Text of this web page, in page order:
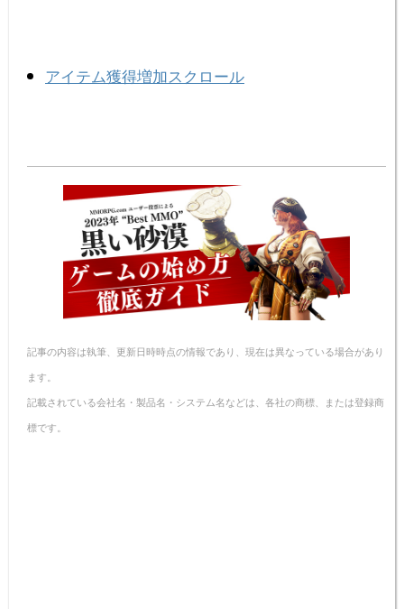
アイテム獲得増加スクロール
記事の内容は執筆、更新日時時点の情報であり、現在は異なっている場合があり
ます。
記載されている会社名・製品名・システム名などは、各社の商標、または登録商
標です。